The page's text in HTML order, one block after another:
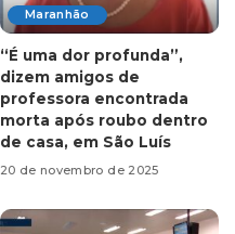
Maranhão
“É uma dor profunda”,
dizem amigos de
professora encontrada
morta após roubo dentro
de casa, em São Luís
20 de novembro de 2025